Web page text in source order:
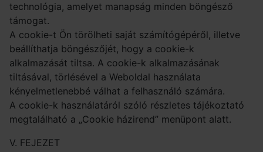
technológia, amelyet manapság minden böngésző
támogat.
A cookie-t Ön törölheti saját számítógépéről, illetve
beállíthatja böngészőjét, hogy a cookie-k
alkalmazását tiltsa. A cookie-k alkalmazásának
tiltásával, törlésével a Weboldal használata
kényelmetlenebbé válhat a felhasználó számára.
A cookie-k használatáról szóló részletes tájékoztató
megtalálható a „Cookie házirend” menüpont alatt.
V. FEJEZET